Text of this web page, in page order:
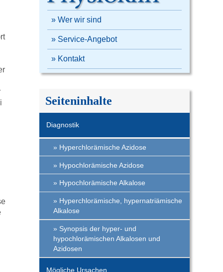
» Wer wir sind
» Service-Angebot
» Kontakt
Seiteninhalte
Diagnostik
Hyperchlorämische Azidose
Hypochlorämische Azidose
Hypochlorämische Alkalose
Hyperchlorämische, hypernatriämische
Alkalose
Synopsis der hyper- und
hypochlorämischen Alkalosen und
Azidosen
Mögliche Ursachen